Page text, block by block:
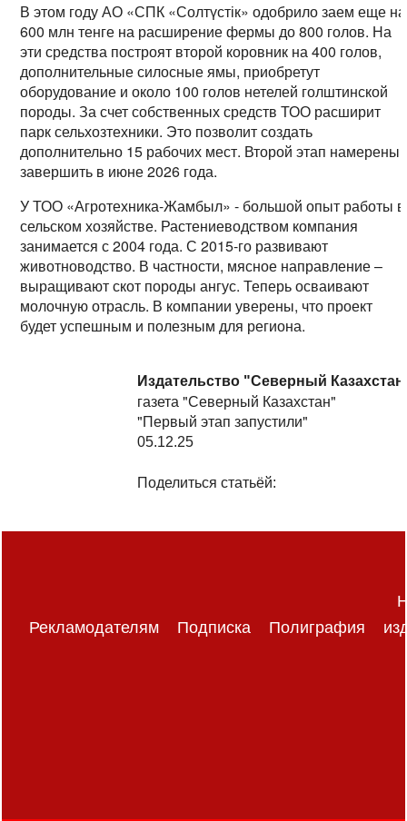
В этом году АО «СПК «Солтүстік» одобрило заем еще на
600 млн тенге на расширение фермы до 800 голов. На
эти средства построят второй коровник на 400 голов,
дополнительные силосные ямы, приобретут
оборудование и около 100 голов нетелей голштинской
породы. За счет собственных средств ТОО расширит
парк сельхозтехники. Это позволит создать
дополнительно 15 рабочих мест. Второй этап намерены
завершить в июне 2026 года.
У ТОО «Агротехника-Жамбыл» - большой опыт работы в
сельском хозяйстве. Растениеводством компания
занимается с 2004 года. С 2015-го развивают
животноводство. В частности, мясное направление –
выращивают скот породы ангус. Теперь осваивают
молочную отрасль. В компании уверены, что проект
будет успешным и полезным для региона.
Издательство "Северный
газета "Северный Казахстан"
"Первый этап запустили"
05.12.25
Поделиться статьёй:
Рекламодателям Подписка Полиграфия